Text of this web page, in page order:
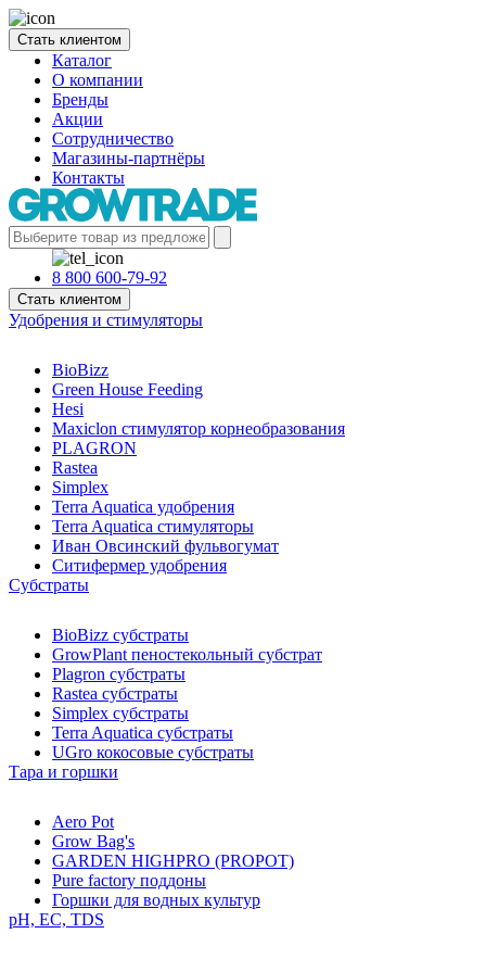
Стать клиентом
Каталог
О компании
Бренды
Акции
Сотрудничество
Магазины-партнёры
Контакты
8 800 600-79-92
Стать клиентом
Удобрения и стимуляторы
BioBizz
Green House Feeding
Hesi
Maxiclon стимулятор корнеобразования
PLAGRON
Rastea
Simplex
Terra Aquatica удобрения
Terra Aquatica стимуляторы
Иван Овсинский фульвогумат
Ситифермер удобрения
Субстраты
BioBizz cубстраты
GrowPlant пеностекольный субстрат
Plagron cубстраты
Rastea cубстраты
Simplex cубстраты
Terra Aquatica cубстраты
UGro кокосовые субстраты
Тара и горшки
Aero Pot
Grow Bag's
GARDEN HIGHPRO (PROPOT)
Pure factory поддоны
Горшки для водных культур
pH, EC, TDS